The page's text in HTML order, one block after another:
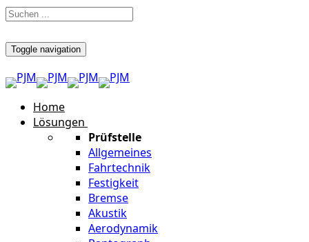
Toggle navigation
Home
Lösungen
Prüfstelle
Allgemeines
Fahrtechnik
Festigkeit
Bremse
Akustik
Aerodynamik